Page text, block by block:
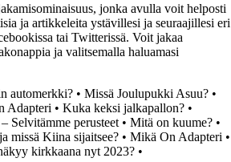
jonka avulla voit helposti
ja artikkeleita ystävillesi ja seuraajillesi eri
tai Twitterissä. Voit jakaa
ja valitsemalla haluamasi
automerkki? • Missä Joulupukki Asuu? •
Adapteri • Kuka keksi jalkapallon? •
Selvitämme perusteet • Mitä on kuume? •
missä Kiina sijaitsee? • Mikä On Adapteri •
kirkkaana nyt 2023? •